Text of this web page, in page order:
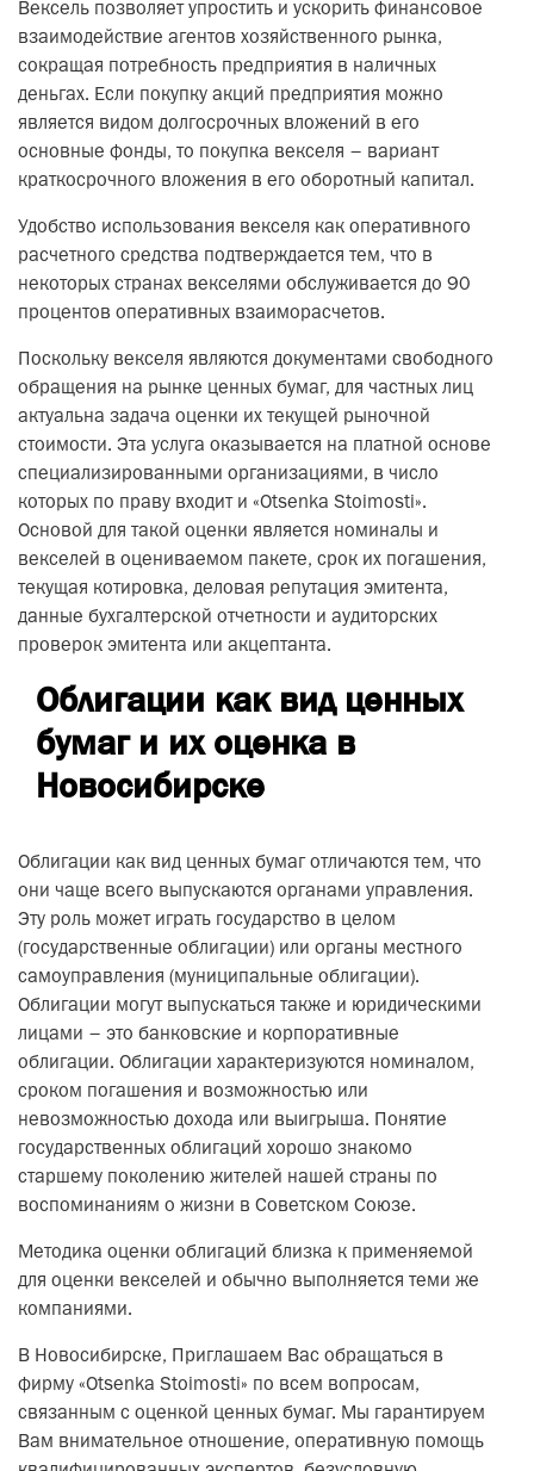
Вексель позволяет упростить и ускорить финансовое
взаимодействие агентов хозяйственного рынка,
сокращая потребность предприятия в наличных
деньгах. Если покупку акций предприятия можно
является видом долгосрочных вложений в его
основные фонды, то покупка векселя – вариант
краткосрочного вложения в его оборотный капитал.
Удобство использования векселя как оперативного
расчетного средства подтверждается тем, что в
некоторых странах векселями обслуживается до 90
процентов оперативных взаиморасчетов.
Поскольку векселя являются документами свободного
обращения на рынке ценных бумаг, для частных лиц
актуальна задача оценки их текущей рыночной
стоимости. Эта услуга оказывается на платной основе
специализированными организациями, в число
которых по праву входит и «Otsenka Stoimosti».
Основой для такой оценки является номиналы и
векселей в оцениваемом пакете, срок их погашения,
текущая котировка, деловая репутация эмитента,
данные бухгалтерской отчетности и аудиторских
проверок эмитента или акцептанта.
Облигации как вид ценных
бумаг и их оценка в
Новосибирске
Облигации как вид ценных бумаг отличаются тем, что
они чаще всего выпускаются органами управления.
Эту роль может играть государство в целом
(государственные облигации) или органы местного
самоуправления (муниципальные облигации).
Облигации могут выпускаться также и юридическими
лицами – это банковские и корпоративные
облигации. Облигации характеризуются номиналом,
сроком погашения и возможностью или
невозможностью дохода или выигрыша. Понятие
государственных облигаций хорошо знакомо
старшему поколению жителей нашей страны по
воспоминаниям о жизни в Советском Союзе.
Методика оценки облигаций близка к применяемой
для оценки векселей и обычно выполняется теми же
компаниями.
В Новосибирске, Приглашаем Вас обращаться в
фирму «Otsenka Stoimosti» по всем вопросам,
связанным с оценкой ценных бумаг. Мы гарантируем
Вам внимательное отношение, оперативную помощь